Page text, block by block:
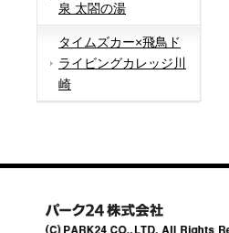
泉 太閤の湯
タイムズカー×飛鳥ド
ライビングカレッジ川
崎